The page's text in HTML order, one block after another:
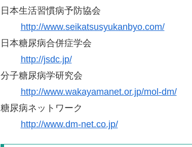
日本生活習慣病予防協会
http://www.seikatsusyukanbyo.com/
日本糖尿病合併症学会
http://jsdc.jp/
分子糖尿病学研究会
http://www.wakayamanet.or.jp/mol-dm/
糖尿病ネットワーク
http://www.dm-net.co.jp/